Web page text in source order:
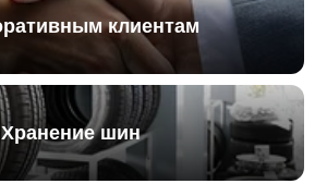
клиентам
Хранение шин